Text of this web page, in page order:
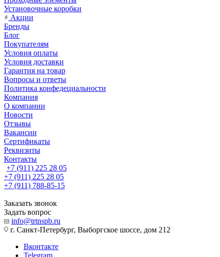
Установочные коробки
Акции
Бренды
Блог
Покупателям
Условия оплаты
Условия доставки
Гарантия на товар
Вопросы и ответы
Политика конфедециальности
Компания
О компании
Новости
Отзывы
Вакансии
Сертификаты
Реквизиты
Контакты
+7 (911) 225 28 05
+7 (911) 225 28 05
+7 (911) 788-85-15
Заказать звонок
Задать вопрос
info@trtnspb.ru
г. Санкт-Петербург, Выборгское шоссе, дом 212
Вконтакте
Telegram